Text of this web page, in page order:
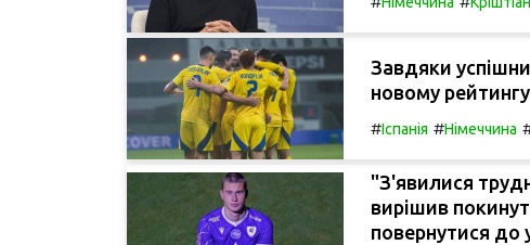
Завдяки
новому
#Іспанія #Німеччина
"З'явилися
вирішив
повернутися до